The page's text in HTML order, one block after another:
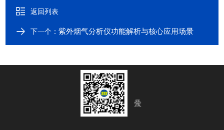
返回列表
下一个：紫外烟气分析仪功能解析与核心应用场景